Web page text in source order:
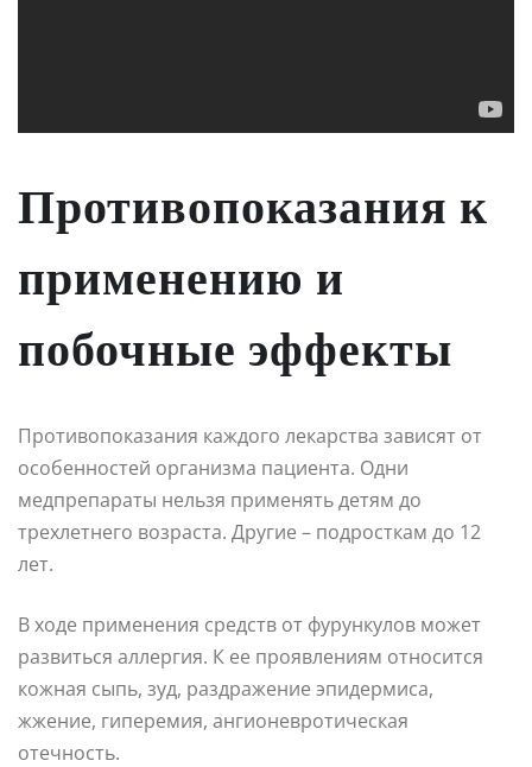
Противопоказания к
применению и
побочные эффекты
Противопоказания каждого лекарства зависят от
особенностей организма пациента. Одни
медпрепараты нельзя применять детям до
трехлетнего возраста. Другие – подросткам до 12
лет.
В ходе применения средств от фурункулов может
развиться аллергия. К ее проявлениям относится
кожная сыпь, зуд, раздражение эпидермиса,
жжение, гиперемия, ангионевротическая
отечность.